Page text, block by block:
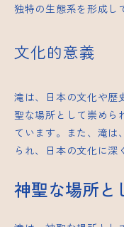
独特の生態系を形成し
文化的意義
滝は、日本の文化や歴
聖な場所として崇めら
ています。また、滝は
られ、日本の文化に深
神聖な場所と